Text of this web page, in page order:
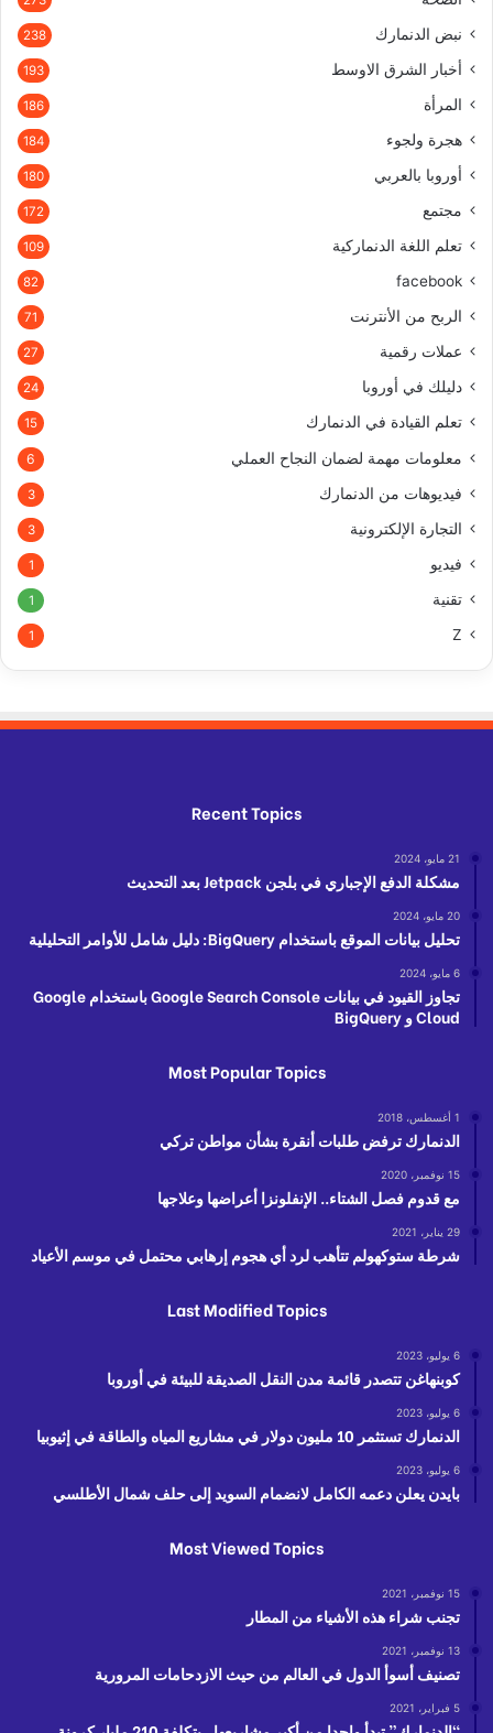
نبض الدنمارك 238
أخبار الشرق الاوسط 193
المرأة 186
هجرة ولجوء 184
أوروبا بالعربي 180
مجتمع 172
تعلم اللغة الدنماركية 109
facebook
82
الربح من الأنترنت 71
عملات رقمية 27
دليلك في أوروبا 24
تعلم القيادة في الدنمارك 15
معلومات مهمة لضمان النجاح العملي 6
فيديوهات من الدنمارك 3
التجارة الإلكترونية 3
فيديو 1
تقنية 1
Z
1
Recent Topics
21 مايو، 2024
مشكلة الدفع الإجباري في بلجن Jetpack بعد التحديث
20 مايو، 2024
تحليل بيانات الموقع باستخدام BigQuery: دليل شامل للأوامر التحليلية
6 مايو، 2024
تجاوز القيود في بيانات Google Search Console باستخدام Google
Cloud و BigQuery
Most Popular Topics
1 أغسطس، 2018
الدنمارك ترفض طلبات أنقرة بشأن مواطن تركي
15 نوفمبر، 2020
مع قدوم فصل الشتاء.. الإنفلونزا أعراضها وعلاجها
29 يناير، 2021
شرطة ستوكهولم تتأهب لرد أي هجوم إرهابي محتمل في موسم الأعياد
Last Modified Topics
6 يوليو، 2023
كوبنهاغن تتصدر قائمة مدن النقل الصديقة للبيئة في أوروبا
6 يوليو، 2023
الدنمارك تستثمر 10 مليون دولار في مشاريع المياه والطاقة في إثيوبيا
6 يوليو، 2023
بايدن يعلن دعمه الكامل لانضمام السويد إلى حلف شمال الأطلسي
Most Viewed Topics
15 نوفمبر، 2021
تجنب شراء هذه الأشياء من المطار
13 نوفمبر، 2021
تصنيف أسوأ الدول في العالم من حيث الازدحامات المرورية
5 فبراير، 2021